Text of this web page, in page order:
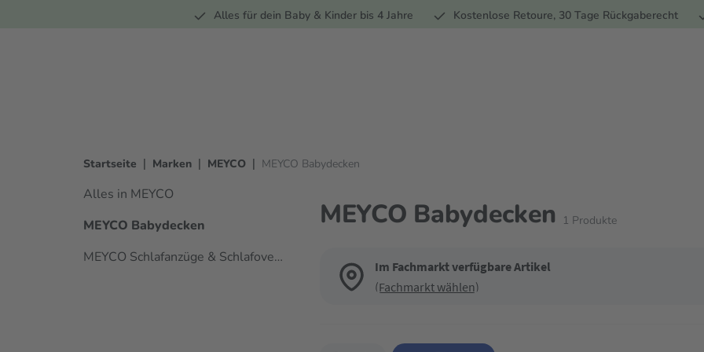
Zur Hauptnavigation springen Alles für dein Baby & Kinder bis 4 Jahre Kostenlose Retoure, 30 Tage Rückgaberecht
Startseite | Marken | MEYCO | MEYCO Babydecken
Alles in MEYCO
MEYCO Babydecken
MEYCO Schlafanzüge & Schlafoverall
MEYCO Babydecken 1 Produkte
Im Fachmarkt verfügbare Artikel
(Fachmarkt wählen)